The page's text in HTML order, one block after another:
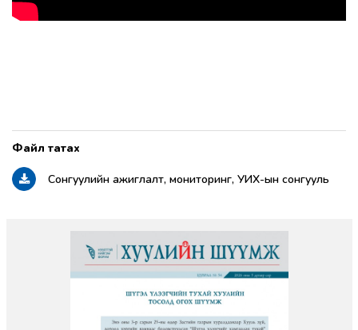
Сонгуулийн ажиглалт, мониторинг, УИХ-ын сонгууль